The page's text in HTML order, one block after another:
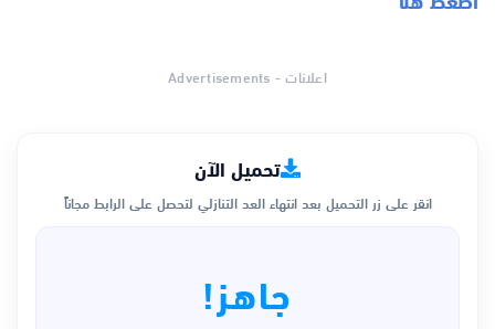
اعلانات - Advertisements
تحميل الآن
انقر على زر التحميل بعد انتهاء العد التنازلي لتحصل على الرابط مجاناً
جاهز!